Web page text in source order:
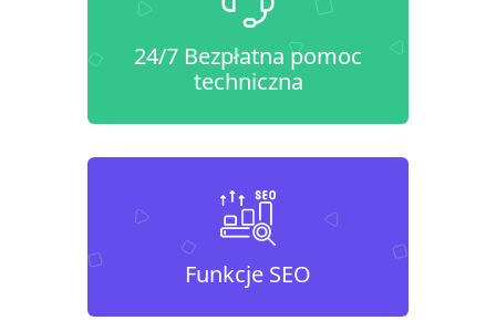
24/7 Bezpłatna pomoc
techniczna
Funkcje SEO